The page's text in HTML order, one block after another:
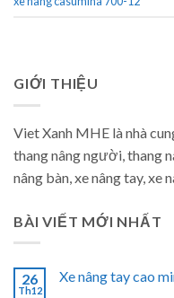
GIỚI THIỆU
Viet Xanh MHE là nhà
thang nâng người, thang
nâng bàn, xe nâng tay, xe
BÀI VIẾT MỚI NHẤT
26
Th12
Xe nâng tay cao